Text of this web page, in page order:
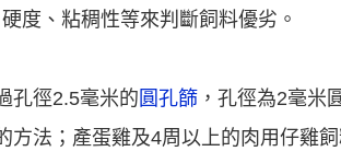
度、粘稠性等來判斷飼料優劣。
孔徑2.5毫米的圓孔篩 ，孔徑為2毫米
方法；產蛋雞及4周以上的肉用仔雞